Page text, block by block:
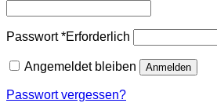
Passwort*Erforderlich
Angemeldet bleiben Anmelden
Passwort vergessen?